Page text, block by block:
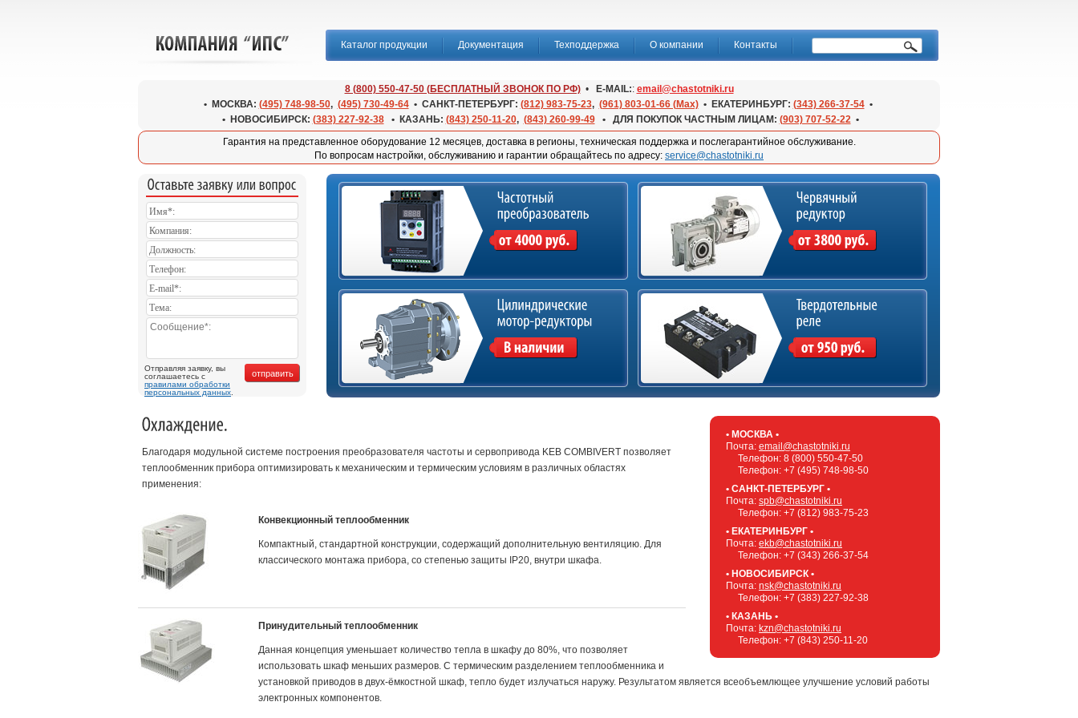
Каталог продукции Документация Техподдержка О компании Контакты
8 (800) 550-47-50 (БЕСПЛАТНЫЙ ЗВОНОК ПО РФ)• E-MAIL:: email@chastotniki.ru
• МОСКВА: (495) 748-98-50, (495) 730-49-64• САНКТ-ПЕТЕРБУРГ: (812) 983-75-23, (961) 803-01-66 (Max)• ЕКАТЕРИНБУРГ: (343) 266-37-54•
• НОВОСИБИРСК: (383) 227-92-38• КАЗАНЬ: (843) 250-11-20, (843) 260-99-49• ДЛЯ ПОКУПОК ЧАСТНЫМ ЛИЦАМ: (903) 707-52-22•
Гарантия на представленное оборудование 12 месяцев, доставка в регионы, техническая поддержка и послегарантийное обслуживание.
По вопросам настройки, обслуживанию и гарантии обращайтесь по адресу: service@chastotniki.ru
Отправляя заявку, вы
соглашаетесь с
правилами обработки
персональных данных
• МОСКВА •
Почта: email@chastotniki.ru
Телефон: 8 (800) 550-47-50
Телефон: +7 (495) 748-98-50
• САНКТ-ПЕТЕРБУРГ •
Почта: spb@chastotniki.ru
Телефон: +7 (812) 983-75-23
• ЕКАТЕРИНБУРГ •
Почта: ekb@chastotniki.ru
Телефон: +7 (343) 266-37-54
• НОВОСИБИРСК •
Почта: nsk@chastotniki.ru
Телефон: +7 (383) 227-92-38
• КАЗАНЬ •
Почта: kzn@chastotniki.ru
Телефон: +7 (843) 250-11-20
Благодаря модульной системе построения преобразователя частоты и сервопривода KEB COMBIVERT позволяет
теплообменник прибора оптимизировать к механическим и термическим условиям в различных областях
применения:
Конвекционный теплообменник
Компактный, стандартной конструкции, содержащий дополнительную вентиляцию. Для
классического монтажа прибора, со степенью защиты IP20, внутри шкафа.
Принудительный теплообменник
Данная концепция уменьшает количество тепла в шкафу до 80%, что позволяет
использовать шкаф меньших размеров. С термическим разделением теплообменника и
установкой приводов в двух-ёмкостной шкаф, тепло будет излучаться наружу. Результатом является всеобъемлющее улучшение условий работы
электронных компонентов.